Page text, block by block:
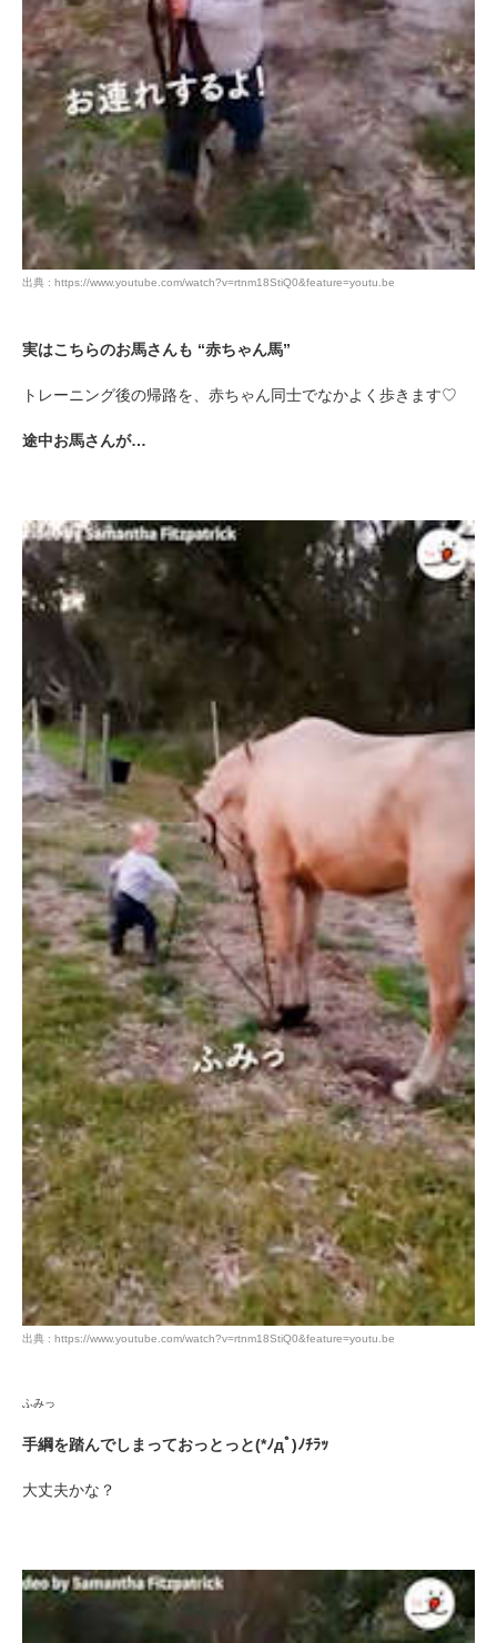
出典 : https://www.youtube.com/watch?v=rtnm18StiQ0&feature=youtu.be
実はこちらのお馬さんも “赤ちゃん馬”
トレーニング後の帰路を、赤ちゃん同士でなかよく歩きます♡
途中お馬さんが…
出典 : https://www.youtube.com/watch?v=rtnm18StiQ0&feature=youtu.be
ふみっ
手綱を踏んでしまっておっとっと(*ﾉдﾟ)ﾉﾁﾗｯ
大丈夫かな？